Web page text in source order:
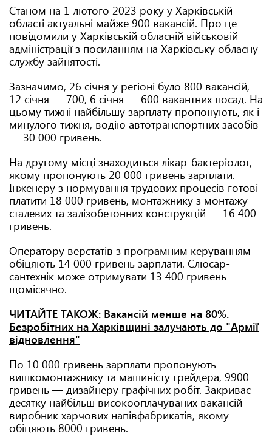
Станом на 1 лютого 2023 року у Харківській
області актуальні майже 900 вакансій. Про це
повідомили у Харківській обласній військовій
адміністрації з посиланням на Харківську обласну
службу зайнятості.
Зазначимо, 26 січня у регіоні було 800 вакансій,
12 січня — 700, 6 січня — 600 вакантних посад. На
цьому тижні найбільшу зарплату пропонують, як і
минулого тижня, водію автотранспортних засобів
— 30 000 гривень.
На другому місці знаходиться лікар-бактеріолог,
якому пропонують 20 000 гривень зарплати.
Інженеру з нормування трудових процесів готові
платити 18 000 гривень, монтажнику з монтажу
сталевих та залізобетонних конструкцій — 16 400
гривень.
Оператору верстатів з програмним керуванням
обіцяють 14 000 гривень зарплати. Слюсар-
сантехнік може отримувати 13 400 гривень
щомісячно.
ЧИТАЙТЕ ТАКОЖ: Вакансій менше на 80%.
Безробітних на Харківщині залучають до "Армії
відновлення"
По 10 000 гривень зарплати пропонують
вишкомонтажнику та машиністу грейдера, 9900
гривень — дизайнеру графічних робіт. Закриває
десятку найбільш високооплачуваних вакансій
виробник харчових напівфабрикатів, якому
обіцяють 8000 гривень.